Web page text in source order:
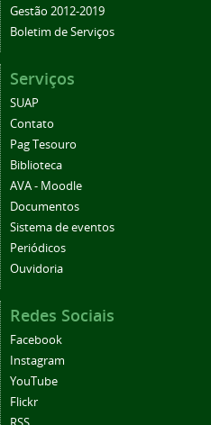
Gestão 2012-2019
Boletim de Serviços
Serviços
SUAP
Contato
Pag Tesouro
Biblioteca
AVA - Moodle
Documentos
Sistema de eventos
Periódicos
Ouvidoria
Redes Sociais
Facebook
Instagram
YouTube
Flickr